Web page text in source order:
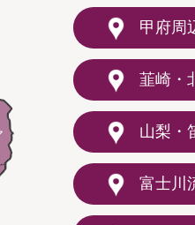
甲府周
韮崎・
山梨・
富士川